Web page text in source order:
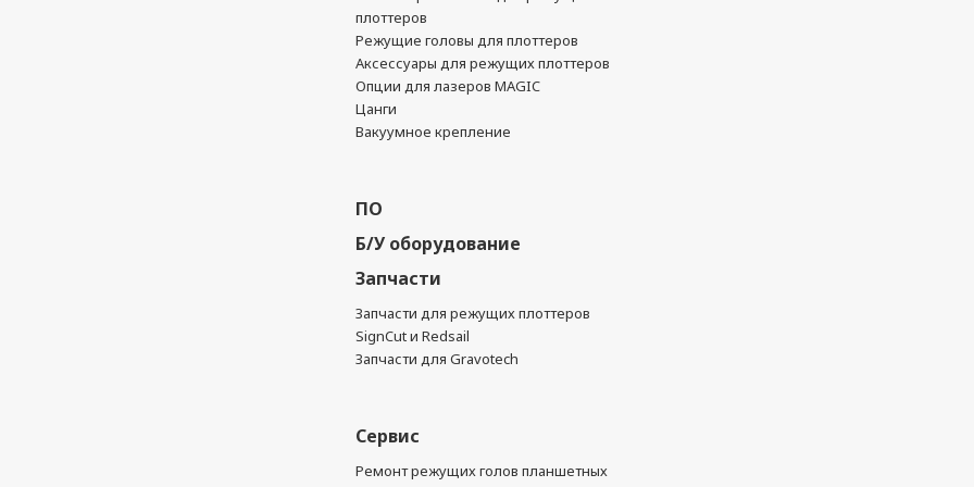
плоттеров
Режущие головы для плоттеров
Аксессуары для режущих плоттеров
Опции для лазеров MAGIC
Цанги
Вакуумное крепление
ПО
Б/У оборудование
Запчасти
Запчасти для режущих плоттеров
SignCut и Redsail
Запчасти для Gravotech
Сервис
Ремонт режущих голов планшетных